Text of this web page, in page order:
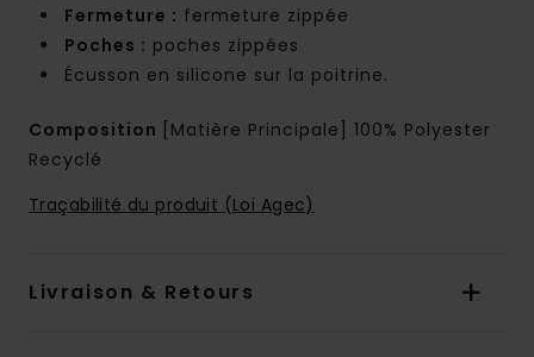
Fermeture : fermeture zippée
Poches : poches zippées
Écusson en silicone sur la poitrine.
Composition
[Matière Principale] 100% Polyester
Recyclé
Traçabilité du produit (Loi Agec)
Livraison & Retours